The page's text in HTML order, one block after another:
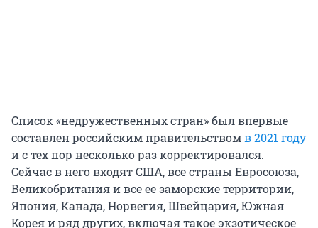
Список «недружественных стран» был впервые
составлен российским правительствомв 2021 году
и с тех пор несколько раз корректировался.
Сейчас в него входят США, все страны Евросоюза,
Великобритания и все ее заморские территории,
Япония, Канада, Норвегия, Швейцария, Южная
Корея и ряд других, включая такое экзотическое